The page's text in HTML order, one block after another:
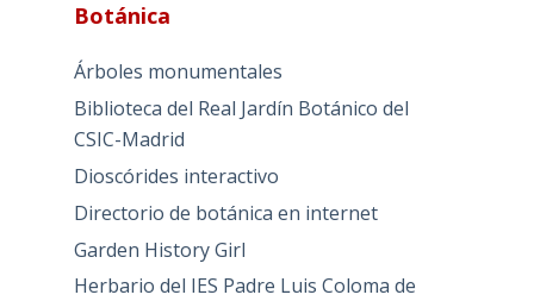
Botánica
Árboles monumentales
Biblioteca del Real Jardín Botánico del
CSIC-Madrid
Dioscórides interactivo
Directorio de botánica en internet
Garden History Girl
Herbario del IES Padre Luis Coloma de